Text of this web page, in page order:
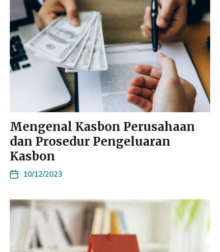
Mengenal Kasbon Perusahaan
dan Prosedur Pengeluaran
Kasbon
10/12/2023